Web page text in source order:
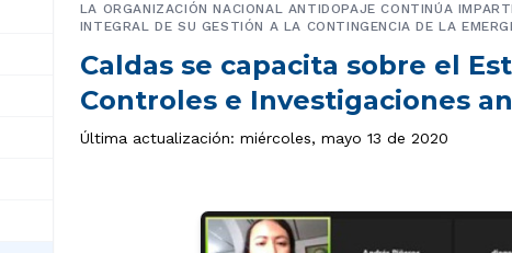
Caldas se capacita sobre el
Controles e Investigaciones
LA ORGANIZACIÓN NACIONAL ANTIDOPAJE CONTINÚA
INTEGRAL DE SU GESTIÓN A LA CONTINGENCIA DE LA
Última actualización: miércoles, mayo 13 de 2020